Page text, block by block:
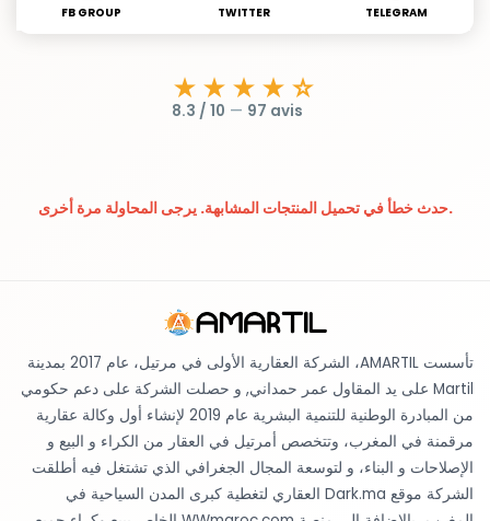
FB GROUP TWITTER TELEGRAM
★★★★☆
8.3 / 10 — 97 avis
حدث خطأ في تحميل المنتجات المشابهة. يرجى المحاولة مرة أخرى.
تأسست AMARTIL، الشركة العقارية الأولى في مرتيل، عام 2017 بمدينة
Martil على يد المقاول عمر حمداني, و حصلت الشركة على دعم حكومي
من المبادرة الوطنية للتنمية البشرية عام 2019 لإنشاء أول وكالة عقارية
مرقمنة في المغرب، وتتخصص أمرتيل في العقار من الكراء و البيع و
الإصلاحات و البناء، و لتوسعة المجال الجغرافي الذي تشتغل فيه أطلقت
الشركة موقع Dark.ma العقاري لتغطية كبرى المدن السياحية في